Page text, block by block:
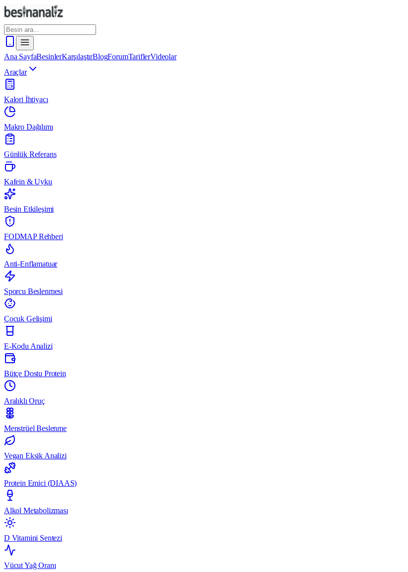
Ana SayfaBesinlerKarşılaştırBlogForumTariflerVideolar
Araçlar
Kalori İhtiyacı
Makro Dağılımı
Günlük Referans
Kafein & Uyku
Besin Etkileşimi
FODMAP Rehberi
Anti-Enflamatuar
Sporcu Beslenmesi
Çocuk Gelişimi
E-Kodu Analizi
Bütçe Dostu Protein
Aralıklı Oruç
Menstrüel Beslenme
Vegan Eksik Analizi
Protein Emici (DIAAS)
Alkol Metabolizması
D Vitamini Sentezi
Vücut Yağ Oranı